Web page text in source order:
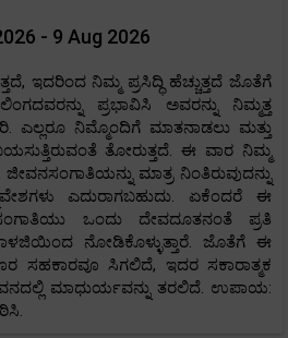
- 9 Aug 2026
ಇದರಿಂದ ನಿಮ್ಮ ಪ್ರಸಿದ್ಧಿ ಹೆಚ್ಚುತ್ತದೆ ಜೊತೆಗೆ
ಪ್ರಭಾವಿಸಿ ಅವರನ್ನು ನಿಮ್ಮತ್ತ
ಎಲ್ಲರೂ ನಿಮ್ಮೊಂದಿಗೆ ಮಾತನಾಡಲು ಮತ್ತು
ತೋರುತ್ತದೆ. ಈ ವಾರ ನಿಮ್ಮ
ಮಾತ್ರ ನಿಂತಿರುವುದನ್ನು
ಎದುರಾಗಬಹುದು. ಏಕೆಂದರೆ ಈ
ಒಂದು ದೇವದೂತನಂತೆ ಪ್ರತಿ
ನೋಡಿಕೊಳ್ಳುತ್ತಾರೆ. ಜೊತೆಗೆ ಈ
ಸಹಕಾರವೂ ಸಿಗಲಿದೆ, ಇದರ ಸಕಾರಾತ್ಮಕ
ಮಾಧುರ್ಯವನ್ನು ತರಲಿದೆ. ಉಪಾಯ: